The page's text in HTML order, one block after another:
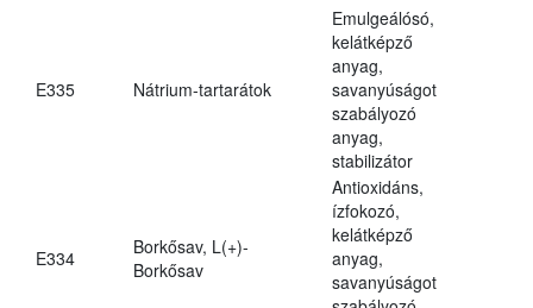
E335 Nátrium-tartarátok
Emulgeálósó,
kelátképző
anyag,
savanyúságot
szabályozó
anyag,
stabilizátor
E334
Borkősav, L(+)-
Borkősav
Antioxidáns,
ízfokozó,
kelátképző
anyag,
savanyúságot